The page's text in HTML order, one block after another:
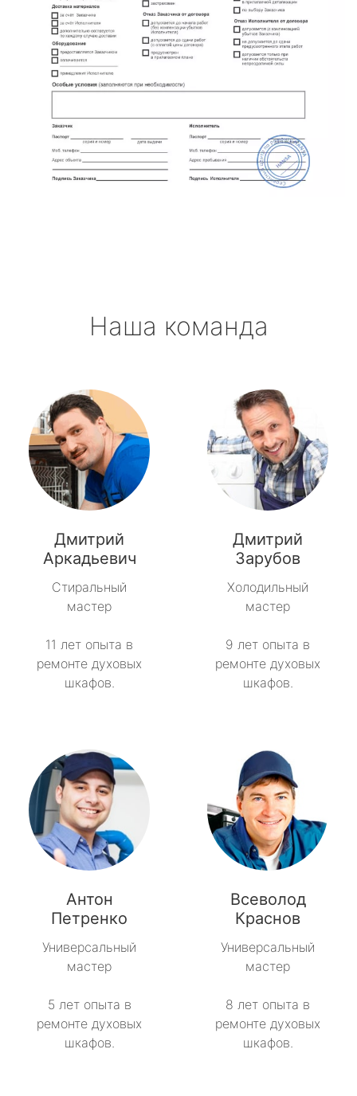
Наша команда
Дмитрий
Аркадьевич
Стиральный
мастер
11 лет опыта в
ремонте духовых
шкафов.
Дмитрий
Зарубов
Холодильный
мастер
9 лет опыта в
ремонте духовых
шкафов.
Антон
Петренко
Универсальный
мастер
5 лет опыта в
ремонте духовых
шкафов.
Всеволод
Краснов
Универсальный
мастер
8 лет опыта в
ремонте духовых
шкафов.